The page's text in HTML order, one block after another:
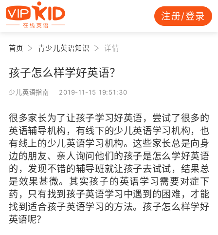
注册/登录
首页 青少儿英语知识 详情
孩子怎么样学好英语？
少儿英语指南 2019-11-15 19:51:30
很多家长为了让孩子学习好英语，尝试了很多的
英语辅导机构，有线下的少儿英语学习机构，也
有线上的少儿英语学习机构。这些家长总是向身
边的朋友、亲人询问他们的孩子是怎么学好英语
的，发现不错的辅导班就让孩子去试试，结果总
是效果甚微。其实孩子的英语学习需要对症下
药，只有找到孩子英语学习中遇到的困难，才能
找到适合孩子英语学习的方法。孩子怎么样学好
英语呢？